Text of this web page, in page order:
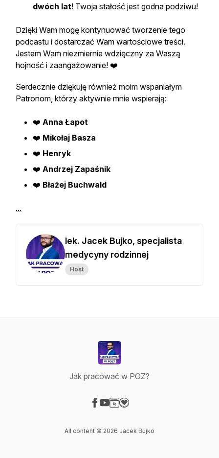
dwóch lat! Twoja stałość jest godna podziwu!
Dzięki Wam mogę kontynuować tworzenie tego
podcastu i dostarczać Wam wartościowe treści.
Jestem Wam niezmiernie wdzięczny za Waszą
hojność i zaangażowanie! ❤️
Serdecznie dziękuję również moim wspaniałym
Patronom, którzy aktywnie mnie wspierają:
❤️ Anna Łapot
❤️ Mikołaj Basza
❤️ Henryk
❤️ Andrzej Zapaśnik
❤️ Błażej Buchwald
...
lek. Jacek Bujko, specjalista
medycyny rodzinnej
Host
Jak pracować w POZ?
All content © 2026 Jacek Bujko